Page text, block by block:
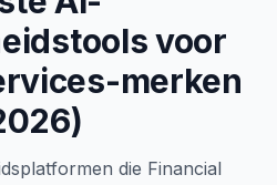
voor
merken
die Financial